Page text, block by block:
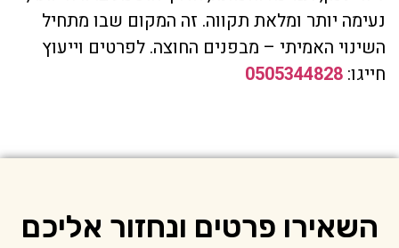
נעימה יותר ומלאת תקווה. זה המקום שבו מתחיל
השינוי האמיתי – מבפנים החוצה. לפרטים וייעוץ
חייגו: 0505344828
השאירו פרטים ונחזור אליכם